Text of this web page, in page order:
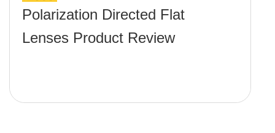
Polarization Directed Flat
Lenses Product Review